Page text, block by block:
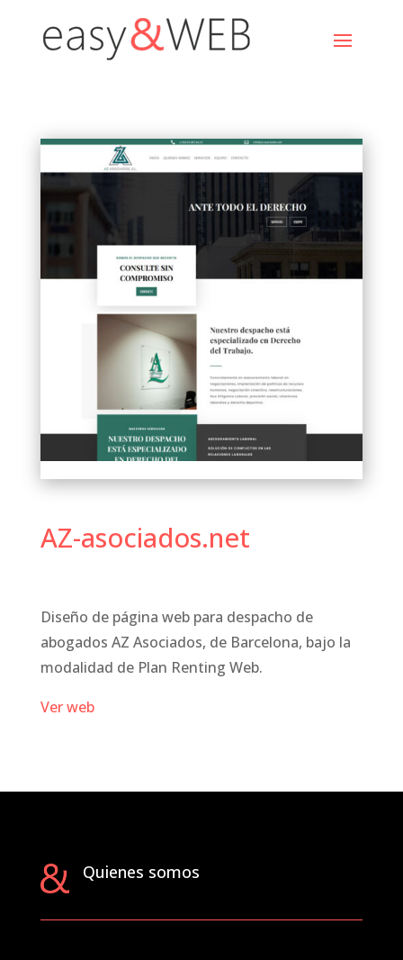
AZ-asociados.net
Diseño de página web para despacho de
abogados AZ Asociados, de Barcelona, bajo la
modalidad de Plan Renting Web.
Ver web
Quienes somos